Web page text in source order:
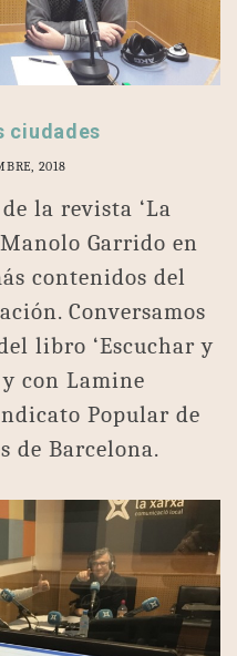
ciudades
2018
la revista ‘La
Garrido en
contenidos del
Conversamos
libro ‘Escuchar y
con Lamine
Popular de
de Barcelona.